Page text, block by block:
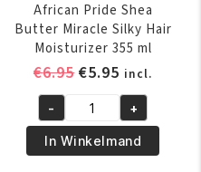
African Pride Shea
Butter Miracle Silky Hair
Moisturizer 355 ml
€6.95
was:
€6.95.
€5.95 Huidige
prijs
is:
€5.95.
incl.
African
Pride
Shea
- +
In Winkelmand